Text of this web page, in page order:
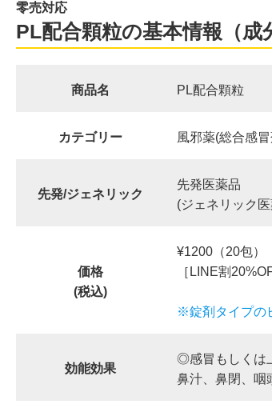
零売対応
PL配合顆粒の基本情報（成
商品名 PL配合顆粒
カテゴリー 風邪薬(総合感
先発/ジェネリック
先発医薬品
(ジェネリック医
価格
(税込)
¥1200（20包）
［LINE割
※錠剤タイプの
効能効果
◎感冒もしくは
鼻汁、鼻閉、咽